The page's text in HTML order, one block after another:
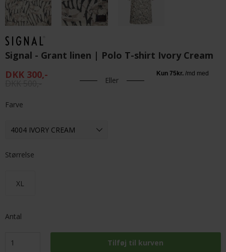
Signal - Grant linen | Polo T-shirt Ivory Cream
DKK 300,-
Eller
Farve
Størrelse
XL
Antal